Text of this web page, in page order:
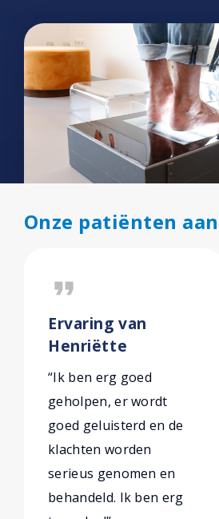
Onze patiënten
format_quote
Ervaring van
Henriëtte
“Ik ben erg goed
geholpen, er wordt
goed geluisterd en de
klachten worden
serieus genomen en
behandeld. Ik ben erg